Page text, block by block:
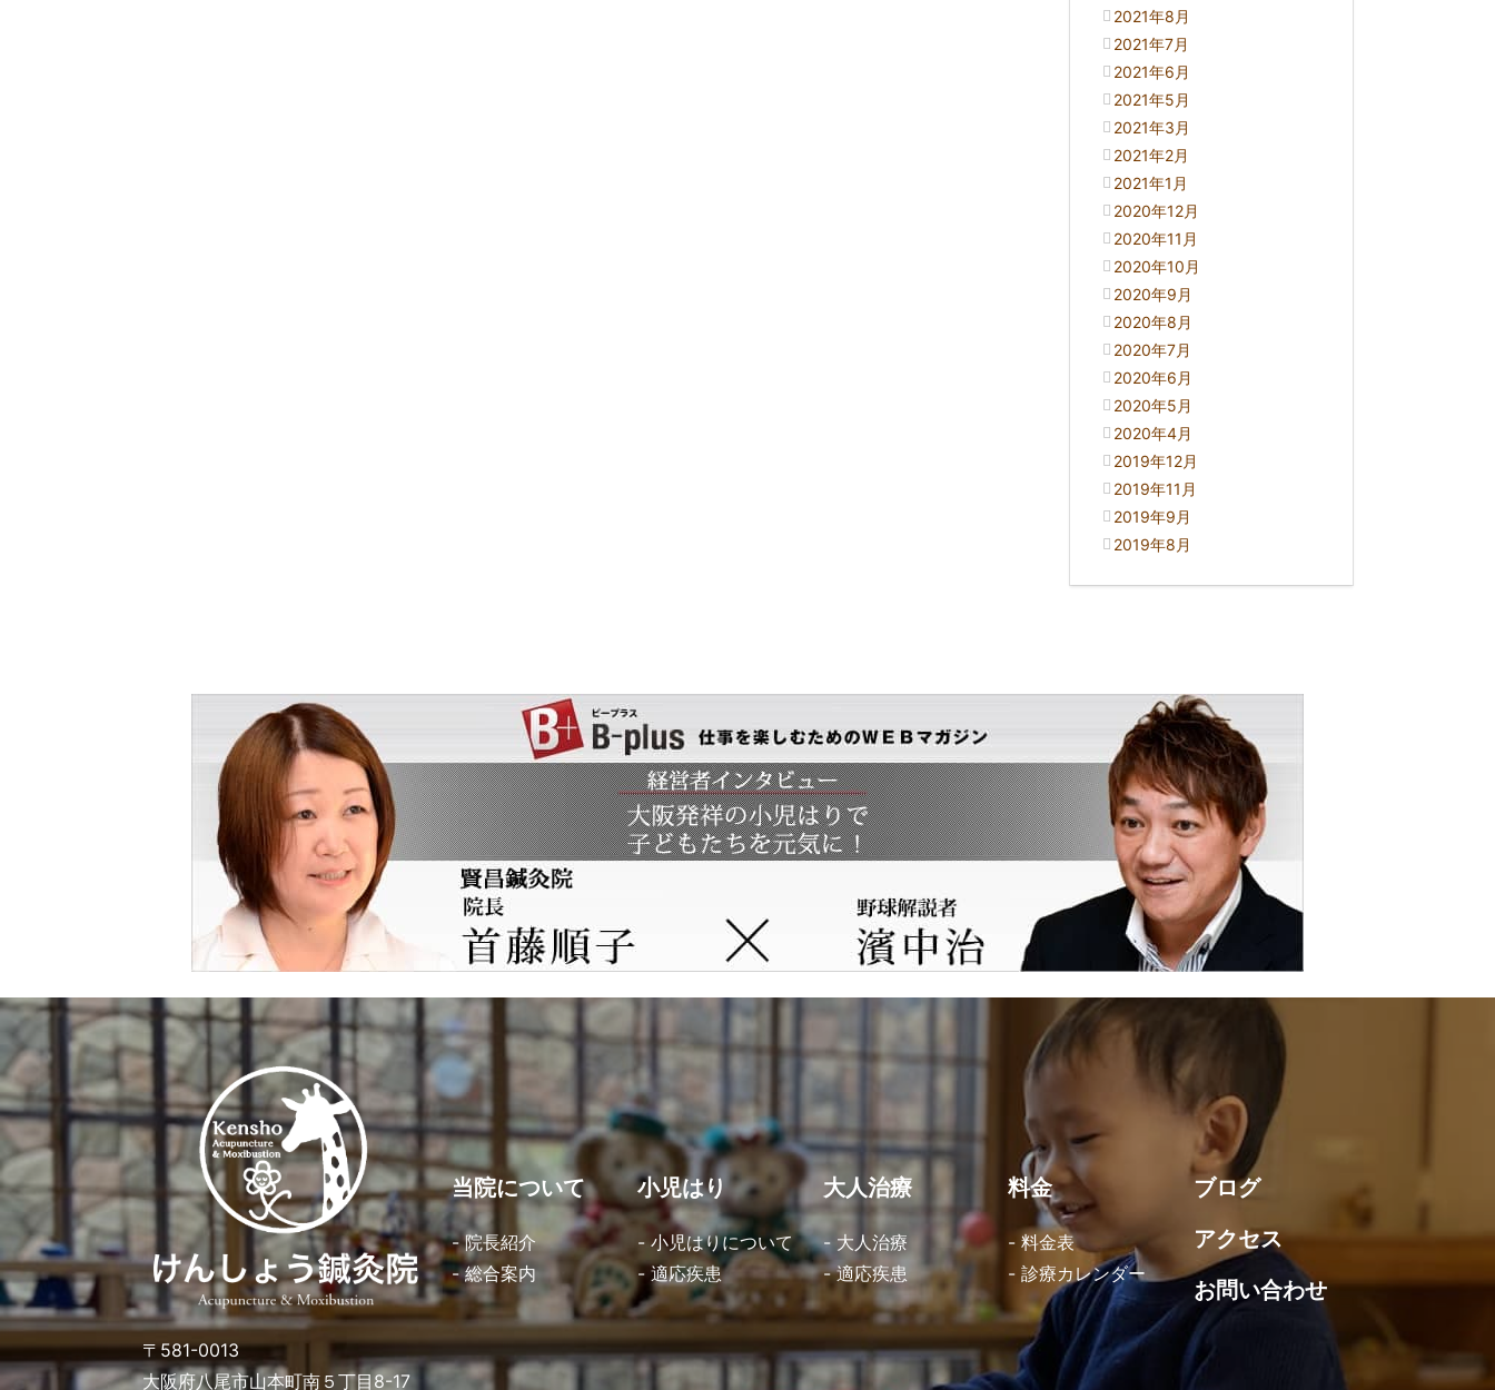
2021年8月
2021年7月
2021年6月
2021年5月
2021年3月
2021年2月
2021年1月
2020年12月
2020年11月
2020年10月
2020年9月
2020年8月
2020年7月
2020年6月
2020年5月
2020年4月
2019年12月
2019年11月
2019年9月
2019年8月
〒581-0013
大阪府八尾市山本町南５丁目8-17
当院について
- 院長紹介
- 総合案内
小児はり
- 小児はりについて
- 適応疾患
大人治療
- 大人治療
- 適応疾患
料金
- 料金表
- 診療カレンダー
ブログ
アクセス
お問い合わせ